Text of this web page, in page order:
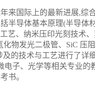
来国际上的最新进展,综
半导体基本原理(半导体
艺、纳米压印光刻技术、
物发光二极管、SiC 压
的技术与工艺进行了详
电子、光学等相关专业的
书。